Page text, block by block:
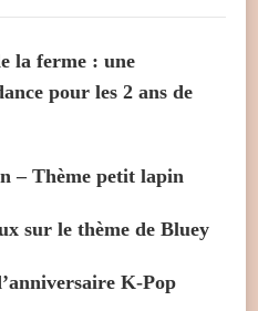
la ferme : une
pour les 2 ans de
– Thème petit lapin
sur le thème de Bluey
K-Pop